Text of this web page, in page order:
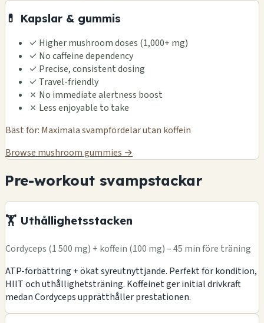
💊 Kapslar & gummis
✓ Higher mushroom doses (1,000+ mg)
✓ No caffeine dependency
✓ Precise, consistent dosing
✓ Travel-friendly
✗ No immediate alertness boost
✗ Less enjoyable to take
Bäst för: Maximala svampfördelar utan koffein
Browse mushroom gummies →
Pre-workout svampstackar
🏋️ Uthållighetsstacken
Cordyceps (1 500 mg) + koffein (100 mg) – 45 min före träning
ATP-förbättring + ökat syreutnyttjande. Perfekt för kondition,
HIIT och uthållighetsträning. Koffeinet ger initial drivkraft
medan Cordyceps upprätthåller prestationen.